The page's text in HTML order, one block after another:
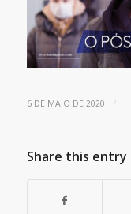
6 DE MAIO DE 2020 /
Share this entry